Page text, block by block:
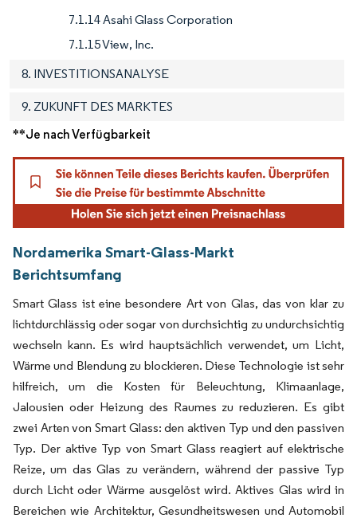
7.1.14 Asahi Glass Corporation
7.1.15 View, Inc.
8. INVESTITIONSANALYSE
9. ZUKUNFT DES MARKTES
**Je nach Verfügbarkeit
Nordamerika Smart-Glass-Markt
Berichtsumfang
Smart Glass ist eine besondere Art von Glas, das von klar zu
lichtdurchlässig oder sogar von durchsichtig zu undurchsichtig
wechseln kann. Es wird hauptsächlich verwendet, um Licht,
Wärme und Blendung zu blockieren. Diese Technologie ist sehr
hilfreich, um die Kosten für Beleuchtung, Klimaanlage,
Jalousien oder Heizung des Raumes zu reduzieren. Es gibt
zwei Arten von Smart Glass: den aktiven Typ und den passiven
Typ. Der aktive Typ von Smart Glass reagiert auf elektrische
Reize, um das Glas zu verändern, während der passive Typ
durch Licht oder Wärme ausgelöst wird. Aktives Glas wird in
Bereichen wie Architektur, Gesundheitswesen und Automobil